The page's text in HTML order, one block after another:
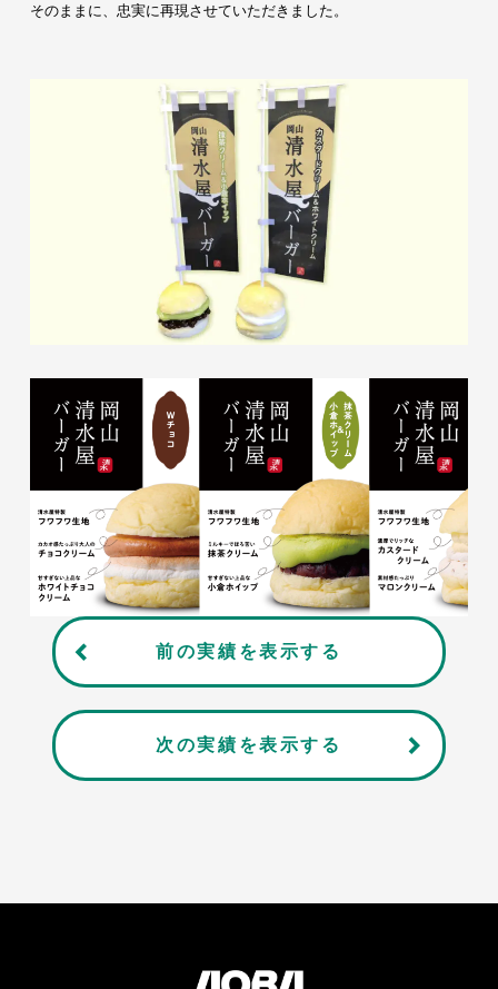
そのままに、忠実に再現させていただきました。
前の実績を表示する
次の実績を表示する